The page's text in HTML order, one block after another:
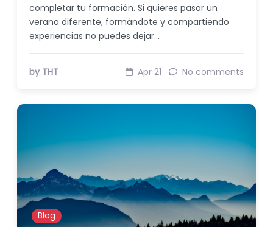
completar tu formación. Si quieres pasar un
verano diferente, formándote y compartiendo
experiencias no puedes dejar…
by THT Apr 21 No comments
Blog